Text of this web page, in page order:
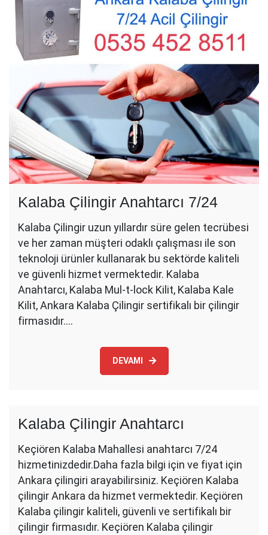
Kalaba Çilingir Anahtarcı 7/24
Kalaba Çilingir uzun yıllardır süre gelen tecrübesi
ve her zaman müşteri odaklı çalışması ile son
teknoloji ürünler kullanarak bu sektörde kaliteli
ve güvenli hizmet vermektedir. Kalaba
Anahtarcı, Kalaba Mul-t-lock Kilit, Kalaba Kale
Kilit, Ankara Kalaba Çilingir sertifikalı bir çilingir
firmasıdır.…
DEVAMI
Kalaba Çilingir Anahtarcı
Keçiören Kalaba Mahallesi anahtarcı 7/24
hizmetinizdedir.Daha fazla bilgi için ve fiyat için
Ankara çilingiri arayabilirsiniz. Keçiören Kalaba
çilingir Ankara da hizmet vermektedir. Keçiören
Kalaba çilingir kaliteli, güvenli ve sertifikalı bir
çilingir firmasıdır. Keçiören Kalaba çilingir